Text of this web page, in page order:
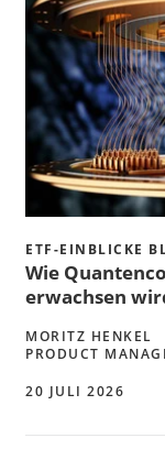
ETF-EINBLICKE
Wie
erwachsen
MORITZ HENKEL
PRODUCT
20 JULI 2026